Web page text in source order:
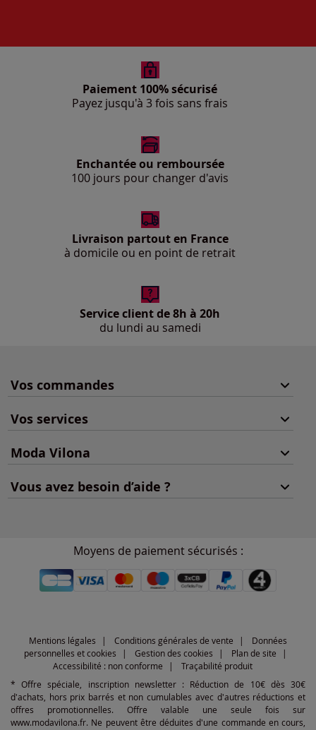
Paiement 100% sécurisé
Payez jusqu'à 3 fois sans frais
Enchantée ou remboursée
100 jours pour changer d'avis
Livraison partout en France
à domicile ou en point de retrait
Service client de 8h à 20h
du lundi au samedi
Vos commandes
Vos services
Moda Vilona
Vous avez besoin d’aide ?
Moyens de paiement sécurisés :
Mentions légales Conditions générales de vente
Données
personnelles et cookies
Gestion des cookies
Plan de site
Accessibilité : non conforme
Traçabilité produit
* Offre spéciale, inscription newsletter : Réduction de 10€ dès 30€
d'achats, hors prix barrés et non cumulables avec d'autres réductions et
offres promotionnelles. Offre valable une seule fois sur
www.modavilona.fr. Ne peuvent être déduites d'une commande en cours,